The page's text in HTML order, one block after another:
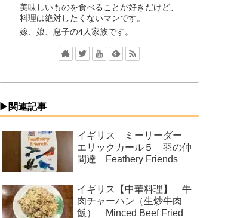
美味しいものを食べることが好きだけど、
料理は絶対したくないマンです。
嫁、娘、息子の4人家族です。
▶関連記事
イギリス ミーリーダー
エリックカール５ 羽の仲
間達 Feathery Friends
イギリス【中華料理】 牛
肉チャーハン（生炒牛肉
飯） Minced Beef Fried